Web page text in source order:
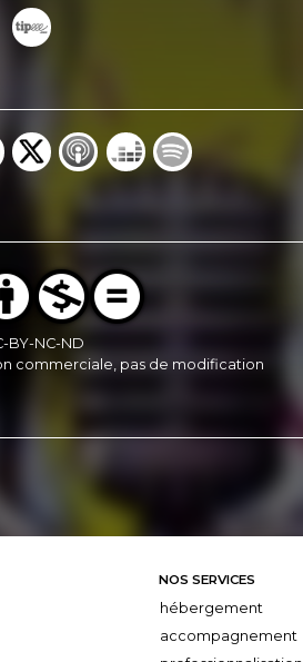
BY-NC-ND
commerciale, pas de modification
NOS SERVICES
hébergement
accompagnement